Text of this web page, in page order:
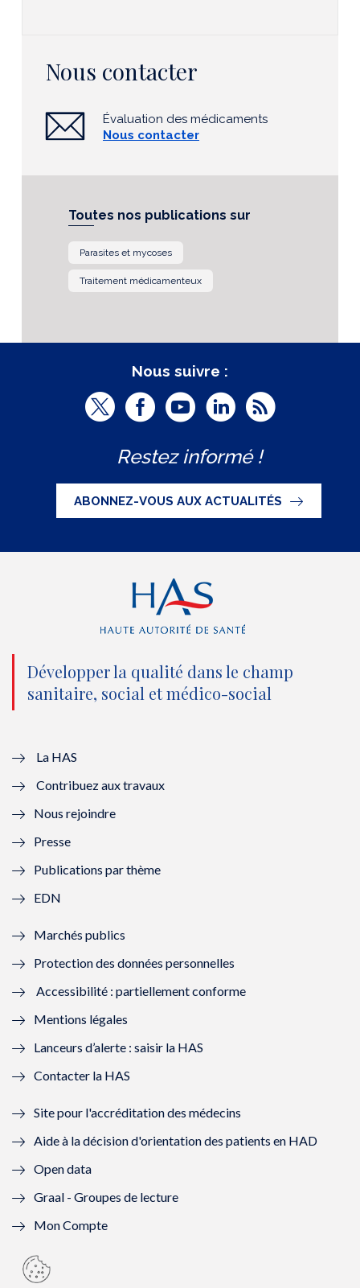
Nous contacter
Évaluation des médicaments
Nous contacter
Toutes nos publications sur
Parasites et mycoses
Traitement médicamenteux
Nous suivre :
T
i
t
t
e
n
o
u
l
l
f
n
ê
t
r
e
)
F
c
e
b
o
o
k
(
n
o
e
e
n
ê
r
)
Y
u
t
u
b
e
(
n
o
u
ê
t
e
L
n
k
e
d
(
n
o
ê
)
R
Restez informé !
ABONNEZ-VOUS AUX ACTUALITÉS
Développer la qualité dans le champ
sanitaire, social et médico-social
La HAS
Contribuez aux travaux
Nous rejoindre
Presse
Publications par thème
EDN
Marchés publics
Protection des données personnelles
Accessibilité : partiellement conforme
Mentions légales
Lanceurs d’alerte : saisir la HAS
Contacter la HAS
Site pour l'accréditation des médecins
Aide à la décision d'orientation des patients en HAD
Open data
Graal - Groupes de lecture
Mon Compte